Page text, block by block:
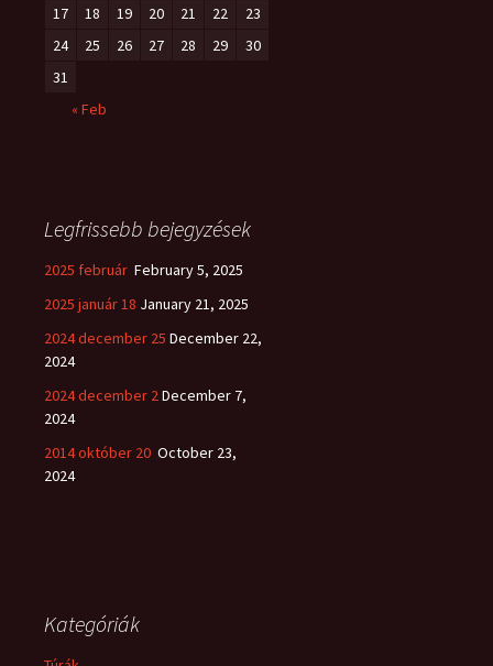
17
18 19 20 21 22
23
24
25 26 27 28 29
30
31
« Feb
Legfrissebb bejegyzések
2025 február February 5, 2025
2025 január 18 January 21, 2025
2024 december 25 December 22,
2024
2024 december 2December 7,
2024
2014 október 20 October 23,
2024
Kategóriák